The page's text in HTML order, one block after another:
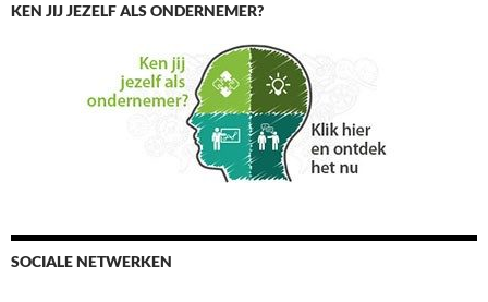
KEN JIJ JEZELF ALS ONDERNEMER?
SOCIALE NETWERKEN